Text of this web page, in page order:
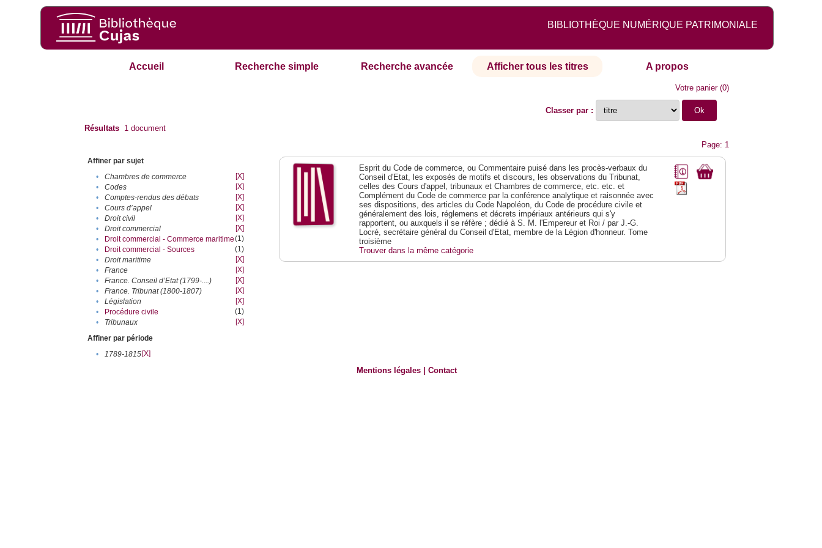
BIBLIOTHÈQUE NUMÉRIQUE PATRIMONIALE
Accueil Recherche simple Recherche avancée Afficher tous les titres A propos
Votre panier(0)
Classer par :
Résultats 1 document
Page: 1
Affiner par sujet
•
Chambres de commerce
[X]
•
Codes
[X]
•
Comptes-rendus des débats
[X]
•
Cours d’appel
[X]
•
Droit civil
[X]
•
Droit commercial
[X]
•
Droit commercial - Commerce maritime(1)
•
Droit commercial - Sources
(1)
•
Droit maritime
[X]
•
France
[X]
•
France. Conseil d’Etat (1799-....)
[X]
•
France. Tribunat (1800-1807)
[X]
•
Législation
[X]
•
Procédure civile
(1)
•
Tribunaux
[X]
Affiner par période
•
1789-1815[X]
Esprit du Code de commerce, ou Commentaire puisé dans les procès-verbaux du
Conseil d'Etat, les exposés de motifs et discours, les observations du Tribunat,
celles des Cours d'appel, tribunaux et Chambres de commerce, etc. etc. et
Complément du Code de commerce par la conférence analytique et raisonnée avec
ses dispositions, des articles du Code Napoléon, du Code de procédure civile et
généralement des lois, réglemens et décrets impériaux antérieurs qui s'y
rapportent, ou auxquels il se réfère ; dédié à S. M. l'Empereur et Roi / par J.-G.
Locré, secrétaire général du Conseil d'Etat, membre de la Légion d'honneur. Tome
troisième
Trouver dans la même catégorie
Mentions légales |Contact